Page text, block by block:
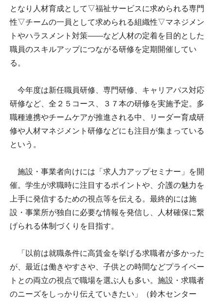
となり人材育成として▽福祉サービスに求められる専門
性▽チームの一員として求められる組織性▽マネジメン
トやハラスメント対策――など人材の定着を目的とした
職員のスキルアップにつながる研修を定期開催してい
る。
今年度は新任職員研修、専門研修、キャリアパス対応
研修など、全２５コース、３７本の研修を実施予定。多
職種連携やチームケアが推進される中、リーダー育成研
修や人材マネジメント研修などにも注目が集まっている
という。
施設・事業者向けには「求人力アップセミナー」を開
催。学生が求職時に注目するポイントや、介護の魅力を
上手に発信するための視点等を伝える。最終的には施
設・事業所が独自に必要な情報を発信し、人材確保に繋
げられる体制づくりを目指す。
「以前は就職条件に高賃金を挙げる求職者が多かった
が、最近は働きやすさや、子供との時間などプライベー
トとの両立の視点で職場を選ぶ人も多い。施設・求職者
のニーズをしっかり伝えていきたい」（鈴木センター